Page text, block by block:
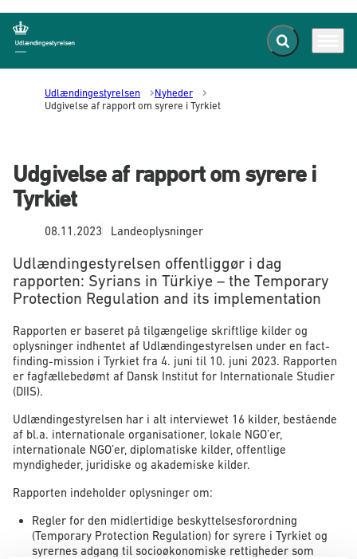
Gå til forsiden Fold søgefelt ud
Udlændingestyrelsen
Nyheder
Udgivelse af rapport om syrere i Tyrkiet
Udgivelse af rapport om syrere i
Tyrkiet
08.11.2023 Landeoplysninger
Udlændingestyrelsen offentliggør i dag
rapporten: Syrians in Türkiye – the Temporary
Protection Regulation and its implementation
Rapporten er baseret på tilgængelige skriftlige kilder og
oplysninger indhentet af Udlændingestyrelsen under en fact-
finding-mission i Tyrkiet fra 4. juni til 10. juni 2023. Rapporten
er fagfællebedømt af Dansk Institut for Internationale Studier
(DIIS).
Udlændingestyrelsen har i alt interviewet 16 kilder, bestående
af bl.a. internationale organisationer, lokale NGO’er,
internationale NGO’er, diplomatiske kilder, offentlige
myndigheder, juridiske og akademiske kilder.
Rapporten indeholder oplysninger om:
Regler for den midlertidige beskyttelsesforordning
(Temporary Protection Regulation) for syrere i Tyrkiet og
syrernes adgang til socioøkonomiske rettigheder som